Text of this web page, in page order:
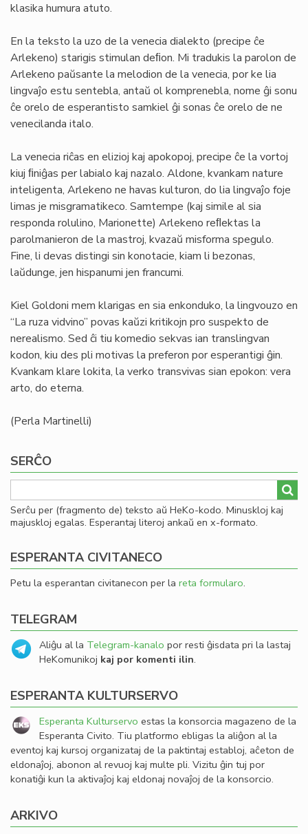
klasika humura atuto.
En la teksto la uzo de la venecia dialekto (precipe ĉe
Arlekeno) starigis stimulan deﬁon. Mi tradukis la parolon de
Arlekeno paŭsante la melodion de la venecia, por ke lia
lingvaĵo estu sentebla, antaŭ ol komprenebla, nome ĝi sonu
ĉe orelo de esperantisto samkiel ĝi sonas ĉe orelo de ne
venecilanda italo.
La venecia riĉas en elizioj kaj apokopoj, precipe ĉe la vortoj
kiuj ﬁniĝas per labialo kaj nazalo. Aldone, kvankam nature
inteligenta, Arlekeno ne havas kulturon, do lia lingvaĵo foje
limas je misgramatikeco. Samtempe (kaj simile al sia
responda rolulino, Marionette) Arlekeno reﬂektas la
parolmanieron de la mastroj, kvazaŭ misforma spegulo.
Fine, li devas distingi sin konotacie, kiam li bezonas,
laŭdunge, jen hispanumi jen francumi.
Kiel Goldoni mem klarigas en sia enkonduko, la lingvouzo en
“La ruza vidvino” povas kaŭzi kritikojn pro suspekto de
nerealismo. Sed ĉi tiu komedio sekvas ian translingvan
kodon, kiu des pli motivas la preferon por esperantigi ĝin.
Kvankam klare lokita, la verko transvivas sian epokon: vera
arto, do eterna.
(Perla Martinelli)
SERĈO
Serĉu per (fragmento de) teksto aŭ HeKo-kodo. Minuskloj kaj
majuskloj egalas. Esperantaj literoj ankaŭ en x-formato.
ESPERANTA CIVITANECO
Petu la esperantan civitanecon per la reta formularo.
TELEGRAM
Aliĝu al la Telegram-kanalo por resti ĝisdata pri la lastaj
HeKomunikoj kaj por komenti ilin.
ESPERANTA KULTURSERVO
Esperanta Kulturservo estas la konsorcia magazeno de la
Esperanta Civito. Tiu platformo ebligas la aliĝon al la
eventoj kaj kursoj organizataj de la paktintaj establoj, aĉeton de
eldonaĵoj, abonon al revuoj kaj multe pli. Vizitu ĝin tuj por
konatiĝi kun la aktivaĵoj kaj eldonaj novaĵoj de la konsorcio.
ARKIVO